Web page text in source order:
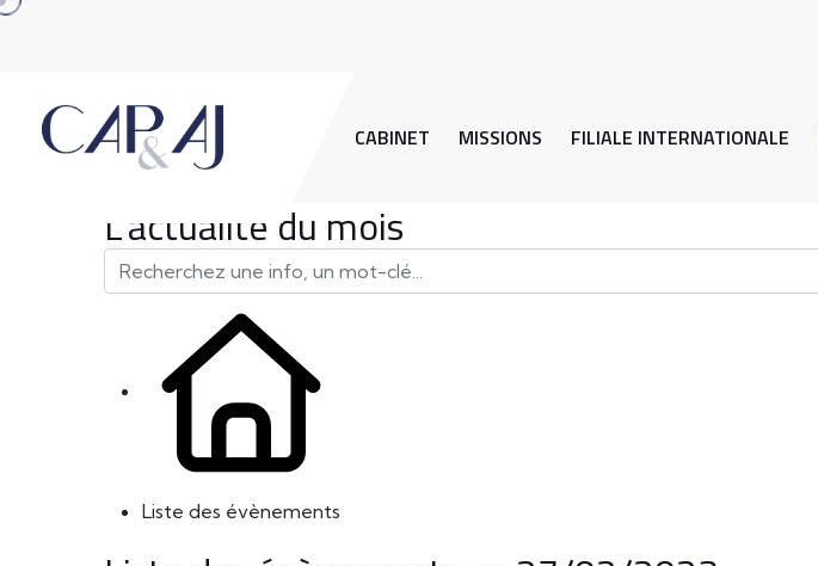
CABINET MISSIONS FILIALE INTERNATIONALE
L'actualité du mois
Liste des évènements